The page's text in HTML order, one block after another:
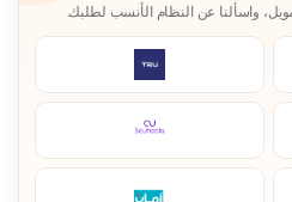
واسألنا عن النظام الأنسب لطلبك.